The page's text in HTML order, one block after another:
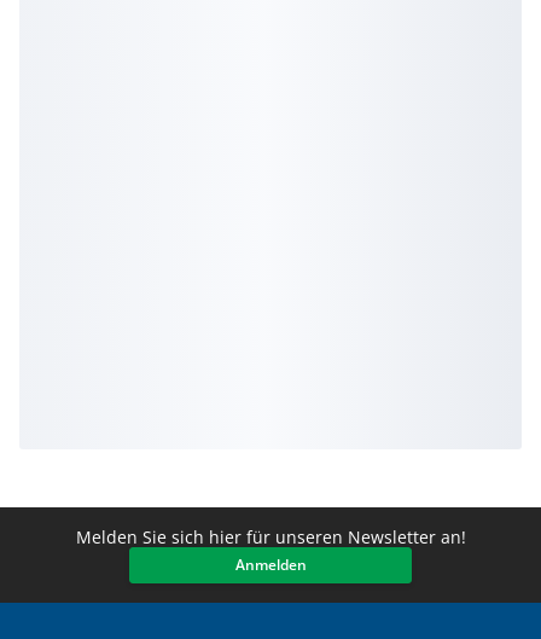
Melden Sie sich hier für unseren Newsletter an!
Anmelden